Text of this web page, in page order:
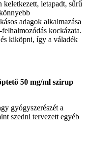
letapadt, sűrű
adagok alkalmazása
kockázata.
kiköpni, így a váladék
50 mg/ml szirup
gyógyszerészét a
szedni tervezett egyéb